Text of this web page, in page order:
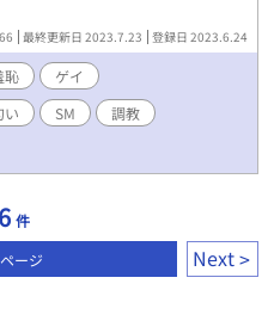
最終更新日 2023.7.23 登録日 2023.6.24
恥
ゲイ
い SM
調教
件
ページ Next